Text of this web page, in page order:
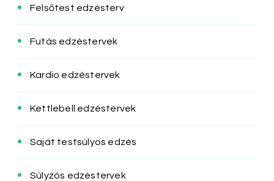
Felsőtest edzésterv
Futás edzéstervek
Kardio edzéstervek
Kettlebell edzéstervek
Saját testsúlyos edzés
Súlyzós edzéstervek